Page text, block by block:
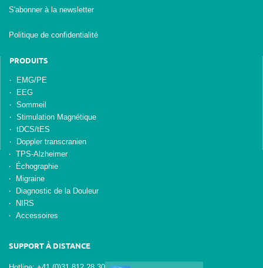
S'abonner à la newsletter
Politique de confidentialité
PRODUITS
EMG/PE
EEG
Sommeil
Stimulation Magnétique
tDCS/tES
Doppler transcranien
TPS-Alzheimer
Échographie
Migraine
Diagnostic de la Douleur
NIRS
Accessoires
SUPPORT À DISTANCE